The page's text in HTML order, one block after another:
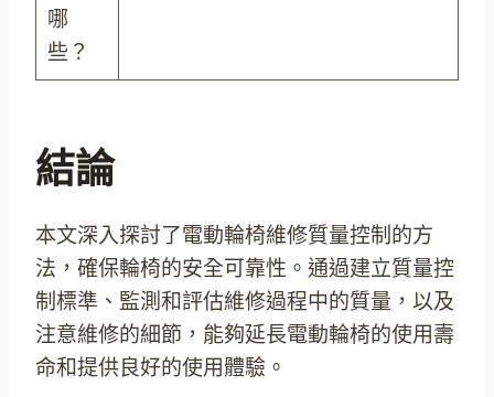
哪
些？
結論
本文深入探討了電動輪椅維修質量控制的方
法，確保輪椅的安全可靠性。通過建立質量控
制標準、監測和評估維修過程中的質量，以及
注意維修的細節，能夠延長電動輪椅的使用壽
命和提供良好的使用體驗。